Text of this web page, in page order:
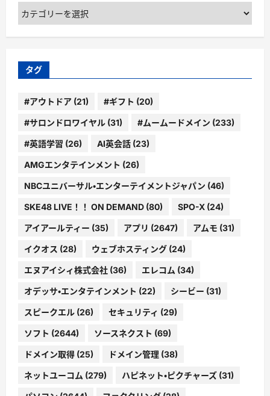
カ
テ
ゴ
ー
タグ
#アウトドア (21) #ギフト (20)
#サロンドロワイヤル (31) #ムームードメイン (233)
#英語学習 (26) AI英会話 (23)
AMGエンタテインメント (26)
NBCユニバーサル・エンターテイメントジャパン (46)
SKE48 LIVE！！ ON DEMAND (80) SPO-X (24)
アイアールティー (35) アプリ (2647) アムモ (31)
イクオス (28) ウェブホスティング (24)
エヌアイシィ株式会社 (36) エレコム (34)
オデッサ・エンタテインメント (22) シービー (31)
スピークエル (26) セキュリティ (29)
ソフト (2644) ソースネクスト (69)
ドメイン取得 (25) ドメイン管理 (38)
ネットユーコム (279) ハピネット・ピクチャーズ (31)